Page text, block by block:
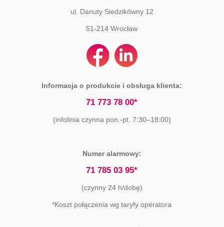
ul. Danuty Siedzikówny 12
51-214 Wrocław
Informacja o produkcie i obsługa klienta:
71 773 78 00*
(infolinia czynna pon.-pt. 7:30–18:00)
Numer alarmowy:
71 785 03 95*
(czynny 24 h/dobę)
*Koszt połączenia wg taryfy operatora